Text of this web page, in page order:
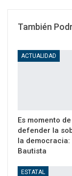
También
ACTUALIDAD
Es momento de
defender la
la democracia:
Bautista
ESTATAL